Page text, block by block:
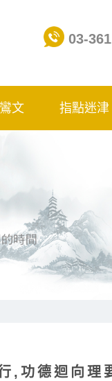
03-
文 指點迷津
,功德迴向理